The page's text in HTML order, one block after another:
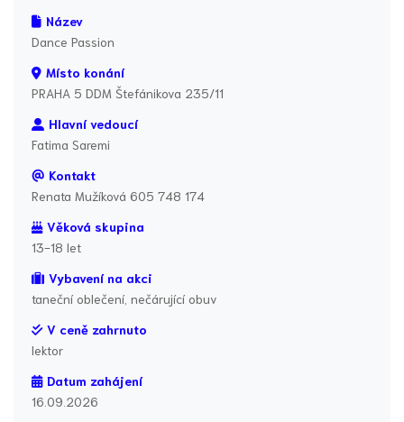
Název
Dance Passion
Místo konání
PRAHA 5 DDM Štefánikova 235/11
Hlavní vedoucí
Fatima Saremi
Kontakt
Renata Mužíková 605 748 174
Věková skupina
13-18 let
Vybavení na akci
taneční oblečení, nečárující obuv
V ceně zahrnuto
lektor
Datum zahájení
16.09.2026